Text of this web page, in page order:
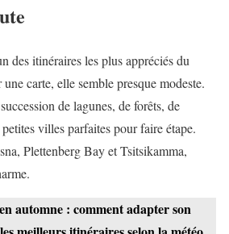
des itinéraires les plus appréciés du
carte, elle semble presque modeste.
de lagunes, de forêts, de
villes parfaites pour faire étape.
Plettenberg Bay et Tsitsikamma,
automne : comment adapter son